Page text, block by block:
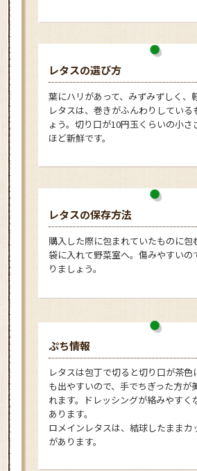
レタスの選び方
葉にハリがあって、みずみずしく、
レタスは、巻きがふんわりしている
ょう。切り口が10円玉くらいの小さ
ほど新鮮です。
レタスの保存方法
購入した際に包まれていたものに包
袋に入れて野菜室へ。傷みやすいの
りましょう。
ぷち情報
レタスは包丁で切ると切り口が茶色
も出やすいので、手でちぎった方が
れます。ドレッシングが絡みやすく
あります。
ロメインレタスは、結球したままカ
があります。